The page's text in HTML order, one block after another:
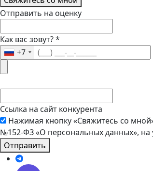
Отправить на оценку
Как вас зовут?*
+7
Ссылка на сайт конкурента
Нажимая кнопку «Свяжитесь со
№152-ФЗ «О персональных данных», на
Отправить